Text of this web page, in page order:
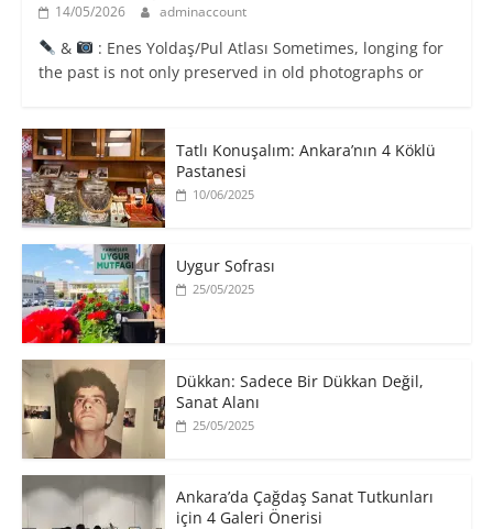
14/05/2026 adminaccount
&
: Enes Yoldaş/Pul Atlası Sometimes, longing for
the past is not only preserved in old photographs or
Tatlı Konuşalım: Ankara’nın 4 Köklü
Pastanesi
10/06/2025
Uygur Sofrası
25/05/2025
​Dükkan: Sadece Bir Dükkan Değil,
Sanat Alanı
25/05/2025
Ankara’da Çağdaş Sanat Tutkunları
için 4 Galeri Önerisi